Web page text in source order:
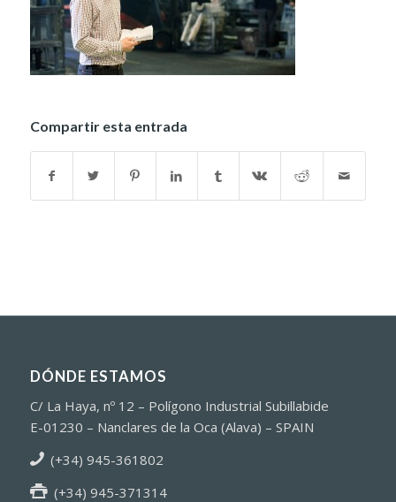
Compartir esta entrada
DÓNDE ESTAMOS
C/ La Haya, nº 12 – Polígono Industrial Subillabide
E-01230 – Nanclares de la Oca (Alava) – SPAIN
(+34) 945-361802
(+34) 945-371314